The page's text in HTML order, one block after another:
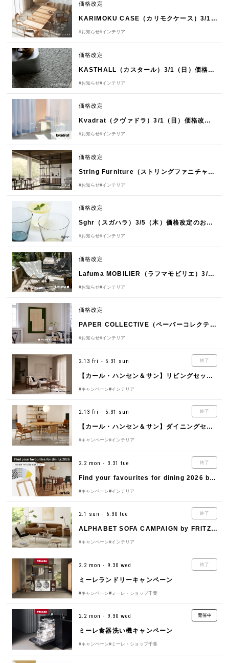
価格改定
KARIMOKU CASE（カリモクケース）3/1（日）価格改定のお知らせ
#お知らせ#インテリア
価格改定
KASTHALL（カスタール）3/1（日）価格改定のお知らせ
#お知らせ#インテリア
価格改定
Kvadrat（クヴァドラ）3/1（日）価格改定のお知らせ
#お知らせ#インテリア
価格改定
String Furniture（ストリングファニチャー）3/1（日）価格改定のお知らせ
#お知らせ#インテリア
価格改定
Sghr（スガハラ）3/5（木）価格改定のお知らせ
#お知らせ#インテリア
価格改定
Lafuma MOBILIER（ラフマモビリエ）3/13（金）価格改定のお知らせ
#お知らせ#インテリア
価格改定
PAPER COLLECTIVE（ペーパーコレクティブ）3/2（月）価格改定のお知らせ
#お知らせ#インテリア
終了
2.13 fri - 5.31 sun
【カール・ハンセン＆サン】リビングセットキャンペーン 春のインテリアアップデート
#キャンペーン#インテリア
終了
2.13 fri - 5.31 sun
【カール・ハンセン＆サン】ダイニングセットキャンペーン 春のインテリアアップデート
#キャンペーン#インテリア
終了
2.2 mon - 3.31 tue
Find your favourites for dining 2026 by Artek（アルテック）
#キャンペーン#インテリア
終了
2.1 sun - 6.30 tue
ALPHABET SOFA CAMPAIGN by FRITZ HANSEN（フリッツ・ハンセン）
#キャンペーン#インテリア
終了
2.2 mon - 9.30 wed
ミーレランドリーキャンペーン
#キャンペーン#ミーレ・ショップ千葉
開催中
2.2 mon - 9.30 wed
ミーレ食器洗い機キャンペーン
#キャンペーン#ミーレ・ショップ千葉